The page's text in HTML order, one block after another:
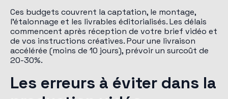
Ces budgets couvrent la captation, le montage,
l'étalonnage et les livrables éditorialisés. Les délais
commencent après réception de votre brief vidéo et
de vos instructions créatives. Pour une livraison
accélérée (moins de 10 jours), prévoir un surcoût de
20-30%.
Les erreurs à éviter dans la